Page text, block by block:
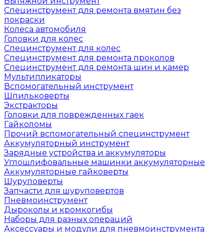
Специнструмент для ремонта вмятин без
покраски
Колеса автомобиля
Головки для колес
Специнструмент для колес
Специнструмент для ремонта проколов
Специнструмент для ремонта шин и камер
Мультипликаторы
Вспомогательный инструмент
Шпильковерты
Экстракторы
Головки для поврежденных гаек
Гайколомы
Прочий вспомогательный специнструмент
Аккумуляторный инструмент
Зарядные устройства и аккумуляторы
Углошлифовальные машинки аккумуляторные
Аккумуляторные гайковерты
Шуруповерты
Запчасти для шуруповертов
Пневмоинструмент
Дыроколы и кромкогибы
Наборы для разных операций
Аксессуары и модули для пневмоинструмента